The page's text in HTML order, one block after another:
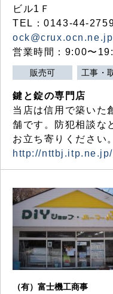
ビル1Ｆ
TEL：0143-44-
ock@crux.ocn.ne.jp
営業時間：9:00〜
販売可 工事・
鍵と錠の専門店
当店は信用で築いた
舗です。防犯相談な
お立ち寄りください。
http://
（有）富士機工商事